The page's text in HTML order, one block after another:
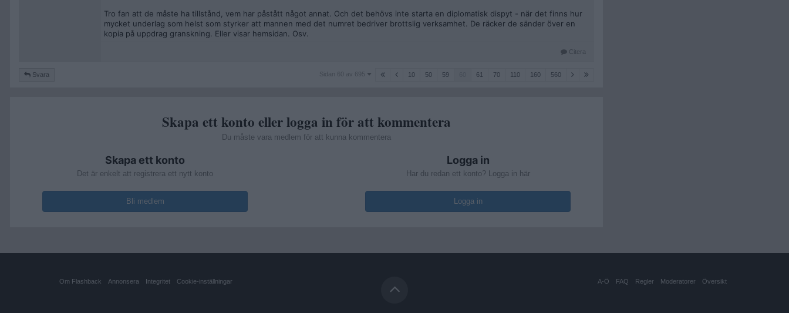
Tro fan att de måste ha tillstånd, vem har påstått något annat. Och det behövs inte starta en diplomatisk dispyt - när det finns hur
mycket underlag som helst som styrker att mannen med det numret bedriver brottslig verksamhet. De räcker de sänder över en
kopia på uppdrag granskning. Eller visar hemsidan. Osv.
Citera
Svara
Sidan
Sidan 60 av 695 10 50 59 61 70 110 160 560
Skapa ett konto eller logga in för att kommentera
Du måste vara medlem för att kunna kommentera
Skapa ett konto
Det är enkelt att registrera ett nytt konto
Bli medlem
Logga in
Har du redan ett konto? Logga in här
Logga in
Om Flashback Annonsera Integritet Cookie-inställningar A-Ö FAQ Regler Moderatorer Översikt